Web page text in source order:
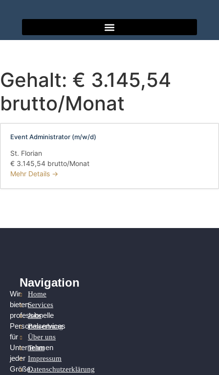
Gehalt: € 3.145,54
brutto/Monat
Event Administrator (m/w/d)
St. Florian
€ 3.145,54 brutto/Monat
Mehr Details
Wir
bieten
professionelle
Personalservices
für
Unternehmen
jeder
Größe.
Navigation
Home
Services
Jobs
Bewerbung
Über uns
Team
Impressum
Datenschutzerklärung